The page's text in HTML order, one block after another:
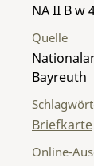
NA II B w
Quelle
Bayreuth
Briefkarte
Online-